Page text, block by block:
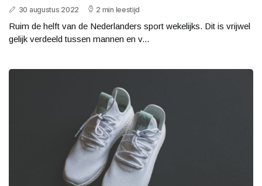
30 augustus 2022 2 min leestijd
Ruim de helft van de Nederlanders sport wekelijks. Dit is vrijwel
gelijk verdeeld tussen mannen en v...